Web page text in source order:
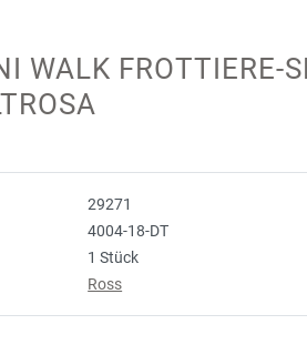
Badtextilien
Bettwäsche
Dekokissen
WALK FROTTIERE-
29271
4004-18-DT
1 Stück
Ross